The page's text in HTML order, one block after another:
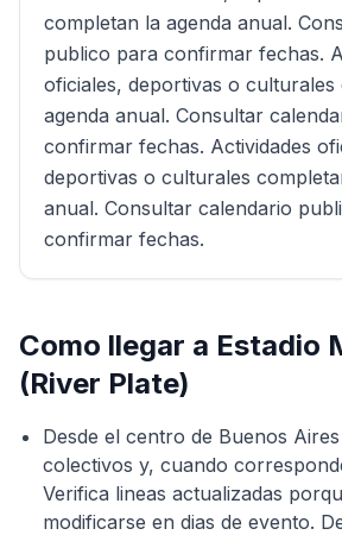
completan la agenda anual.
publico para confirmar fechas.
oficiales, deportivas o culturales
agenda anual. Consultar
confirmar fechas. Actividades
deportivas o culturales
anual. Consultar calendario
confirmar fechas.
Como llegar a Estadio
(River Plate)
Desde el centro de Buenos
colectivos y, cuando
Verifica lineas actualizadas
modificarse en dias de evento.